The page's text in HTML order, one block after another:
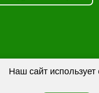
Наш сайт использует